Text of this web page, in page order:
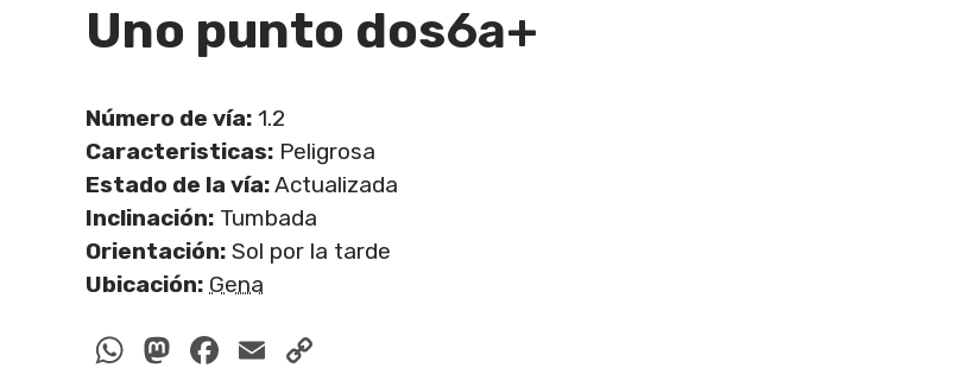
Uno punto dos6a+
Número de vía: 1.2
Caracteristicas: Peligrosa
Estado de la vía:Actualizada
Inclinación: Tumbada
Orientación: Sol por la tarde
Ubicación: Gena
WhatsApp
Mastodon
Facebook
Email